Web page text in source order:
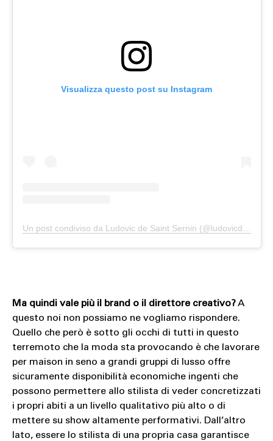
Visualizza questo post su Instagram
Ma quindi vale più il brand o il direttore creativo?A
questo noi non possiamo ne vogliamo rispondere.
Quello che però è sotto gli occhi di tutti in questo
terremoto che la moda sta provocando è che lavorare
per maison in seno a grandi gruppi di lusso offre
sicuramente disponibilità economiche ingenti che
possono permettere allo stilista di veder concretizzati
i propri abiti a un livello qualitativo più alto o di
mettere su show altamente performativi. Dall’altro
lato, essere lo stilista di una propria casa garantisce